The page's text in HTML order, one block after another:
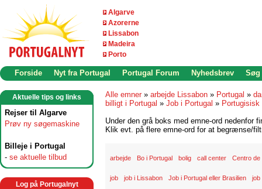
Algarve
Azorerne
Lissabon
Madeira
Porto
Forside Nyt fra Portugal Portugal Forum Nyhedsbrev Søg
Aktuelle tips og links
Rejser til Algarve
Prøv ny søgemaskine
Billeje i Portugal
- se aktuelle tilbud
Log på Portugalnyt
Alle emner » arbejde Lissabon » Portugal »
billigt i Portugal » Job i Portugal » Portugisisk
Under den grå boks med emne-ord nedenfor
Klik evt. på flere emne-ord for at begrænse/
arbejde Bo i Portugal bolig call center Centro de
job job i Lissabon Job i Portugal eller Brasilien job